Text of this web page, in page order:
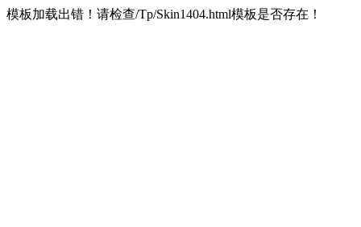
模板加载出错！请检查/Tp/Skin1404.html模板是否存在！